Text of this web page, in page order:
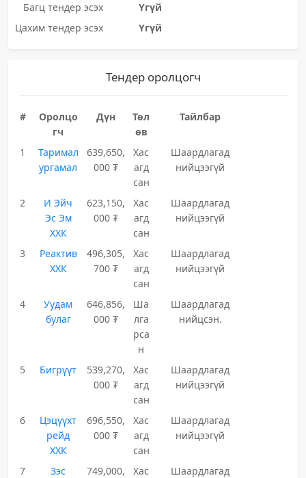
Багц тендер эсэх
Үгүй
Цахим тендер эсэх
Үгүй
Тендер оролцогч
#
Оролцо
гч
Дүн
Төл
өв
Тайлбар
1
Таримал
ургамал
639,650,
000 ₮
Хас
агд
сан
Шаардлагад
нийцээгүй
2
И Эйч
Эс Эм
ХХК
623,150,
000 ₮
Хас
агд
сан
Шаардлагад
нийцээгүй
3
Реактив
ХХК
496,305,
700 ₮
Хас
агд
сан
Шаардлагад
нийцээгүй
4
Уудам
булаг
646,856,
000 ₮
Ша
лга
рса
н
Шаардлагад
нийцсэн.
5 Бигрүүт
539,270,
000 ₮
Хас
агд
сан
Шаардлагад
нийцээгүй
6
Цэцүүхт
рейд
ХХК
696,550,
000 ₮
Хас
агд
сан
Шаардлагад
нийцээгүй
7
Зэс
749,000,
Хас
Шаардлагад